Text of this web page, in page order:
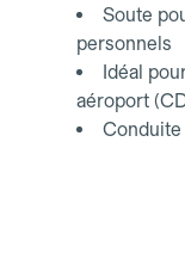
Soute
personnels
Idéal
aéroport